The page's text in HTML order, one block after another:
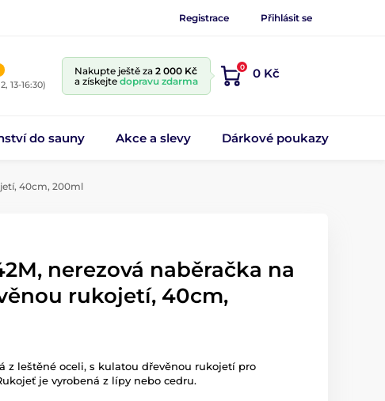
Registrace Přihlásit se
13-16:30)
Nakupte ještě za 2 000 Kč
a získejte dopravu zdarma
0 0 Kč
do sauny Akce a slevy Dárkové poukazy
40cm, 200ml
nerezová naběračka na
rukojetí, 40cm,
z leštěné oceli, s kulatou dřevěnou rukojetí pro
je vyrobená z lípy nebo cedru.